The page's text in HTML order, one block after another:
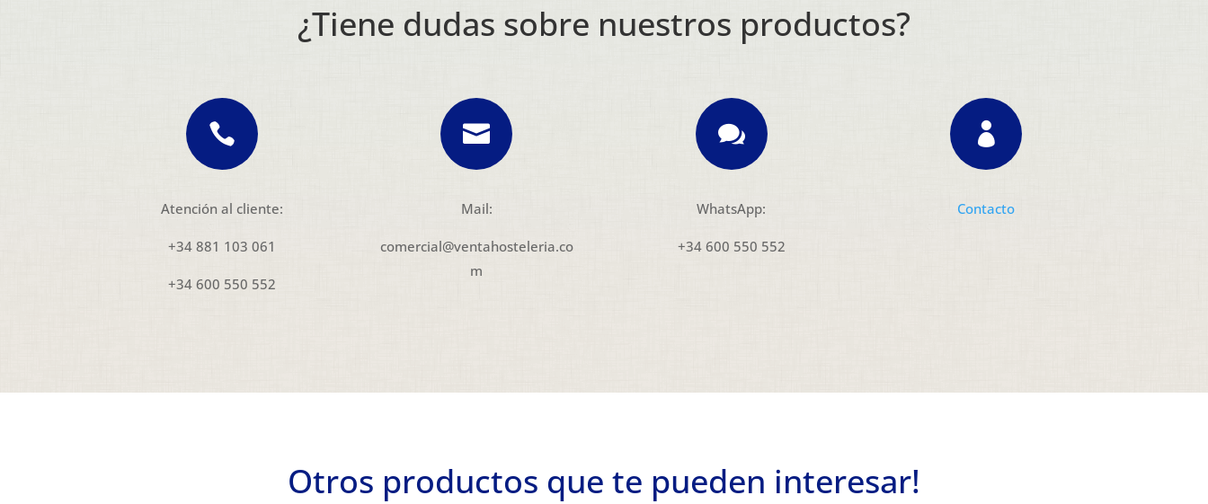
¿Tiene dudas sobre nuestros productos?

Atención al cliente:
+34 881 103 061
+34 600 550 552

Mail:
comercial@ventahosteleria.co
m

WhatsApp:
+34 600 550 552

Contacto
Otros productos que te pueden interesar!